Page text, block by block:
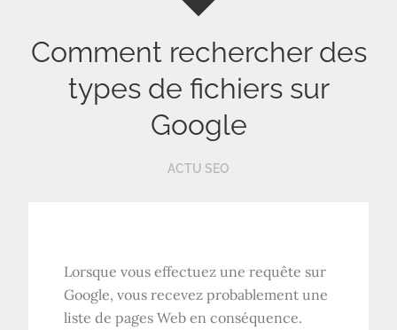
Comment rechercher des
types de fichiers sur
Google
ACTU SEO
Lorsque vous effectuez une requête sur
Google, vous recevez probablement une
liste de pages Web en conséquence.